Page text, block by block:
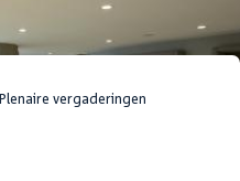
Plenaire vergaderingen